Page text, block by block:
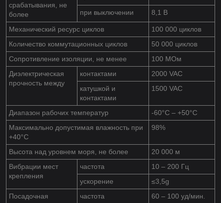
срабатывания, не
более
при выключении 8,1 В
Механический ресурс циклов
100 000 циклов
Количество коммутационных циклов
50 000 циклов
Сопротивление изоляции, не менее
100 МОм
Диэлектрическая
прочность между
контактами
2000 VAC
катушкой и
контактами
1500 VAC
Диапазон рабочих температур
-60°С – +50°С
Максимально допустимая влажность при
+40°С
98%
Высота над уровнем моря, не более
20 000 м
Вибрации мест
крепления
частота
10 – 200 Гц
ускорение
≤3,5g
Посадочная
частота 60 – 100 уд/мин.